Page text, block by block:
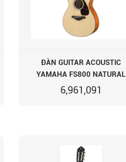
ĐÀN GUITAR ACOUSTIC
YAMAHA FS800 NATURAL
6,961,091